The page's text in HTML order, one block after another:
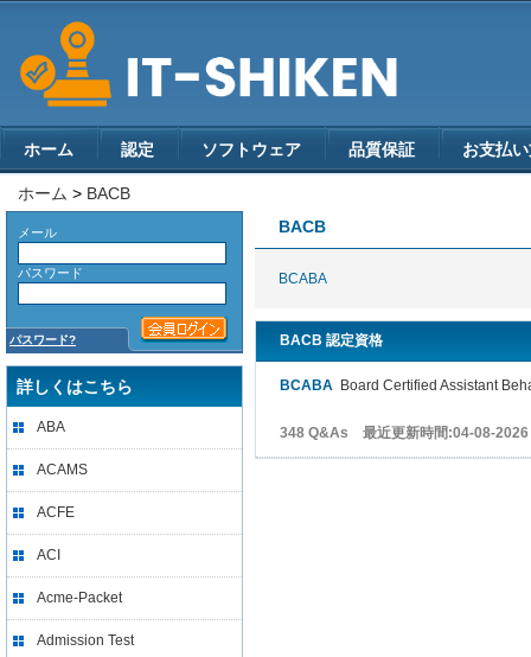
ホーム 認定 ソフトウェア 品質保証 お支払
ホーム > BACB
メール
パスワード
パスワード?
詳しくはこちら
ABA
ACAMS
ACFE
ACI
Acme-Packet
Admission Test
BACB
BCABA
BACB 認定資格
BCABA Board Certified Assistant
348 Q&As 最近更新時間:04-08-2026